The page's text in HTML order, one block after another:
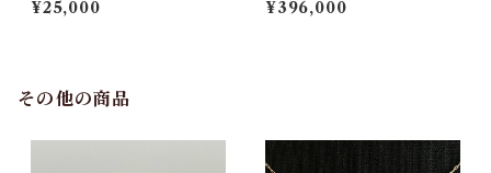
¥25,000 ¥396,000
その他の商品